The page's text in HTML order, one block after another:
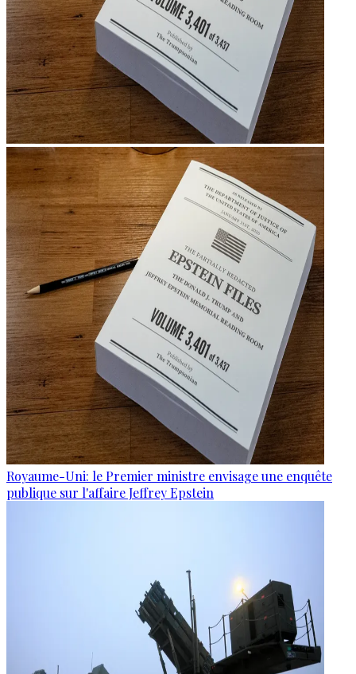
Royaume-Uni: le Premier ministre envisage une enquête
publique sur l'affaire Jeffrey Epstein